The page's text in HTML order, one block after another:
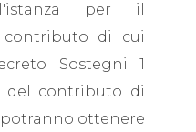
per il
contributo di cui
Sostegni 1
del contributo di
potranno ottenere